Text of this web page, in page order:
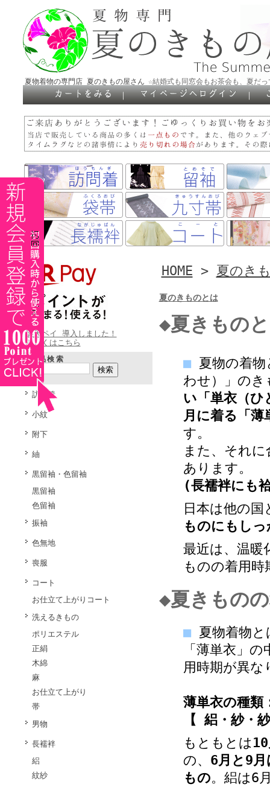
夏物着物の専門店 夏のきもの屋さん ☆結婚式も同窓会もお茶会も、夏だ
｜ ｜
楽天ペイ 導入しました！
詳しくはこちら
商品検索
訪問着
小紋
附下
紬
黒留袖・色留袖
黒留袖
色留袖
振袖
色無地
喪服
コート
お仕立て上がりコート
洗えるきもの
ポリエステル
正絹
木綿
麻
お仕立て上がり
帯
男物
長襦袢
絽
紋紗
HOME > 夏のき
夏のきものとは
◆夏きもの
■夏物の着物
わせ）」のき
い「単衣（ひ
月に着る「
す。
また、それ
あります。
(長襦袢にも
日本は他の
ものにもし
最近は、温暖
ものの着用
◆夏きもの
■夏物着物と
「薄単衣」
用時期が異な
薄単衣の種類
【 絽・紗・
もともとは
の、 6月と9
もの。絽は6